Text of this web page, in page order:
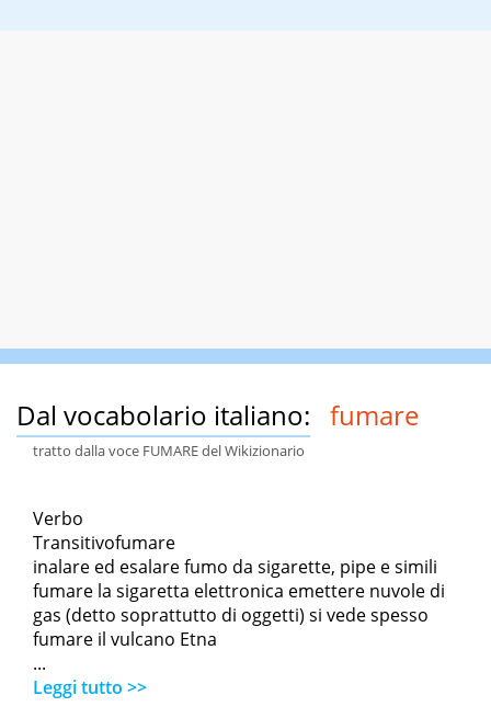
Dal vocabolario italiano: fumare
tratto dalla voce FUMARE del Wikizionario
Verbo
Transitivofumare
inalare ed esalare fumo da sigarette, pipe e simili
fumare la sigaretta elettronica emettere nuvole di
gas (detto soprattutto di oggetti) si vede spesso
fumare il vulcano Etna
...
Leggi tutto >>